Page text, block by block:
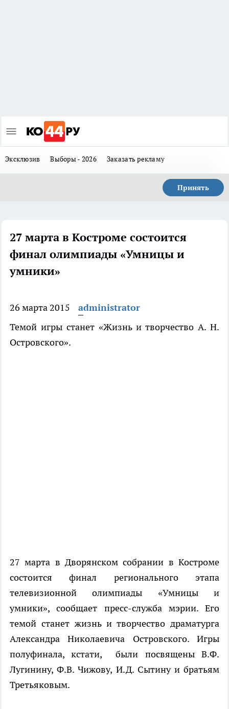
Эксклюзив Выборы - 2026 Заказать рекламу
Принять
27 марта в Костроме состоится
финал олимпиады «Умницы и
умники»
26 марта 2015
administrator
Темой игры станет «Жизнь и творчество А. Н.
Островского».
27 марта в Дворянском собрании в Костроме
состоится финал регионального этапа
телевизионной олимпиады «Умницы и
умники», сообщает пресс-служба мэрии. Его
темой станет жизнь и творчество драматурга
Александра Николаевича Островского. Игры
полуфинала, кстати, были посвящены В.Ф.
Лугинину, Ф.В. Чижову, И.Д. Сытину и братьям
Третьяковым.